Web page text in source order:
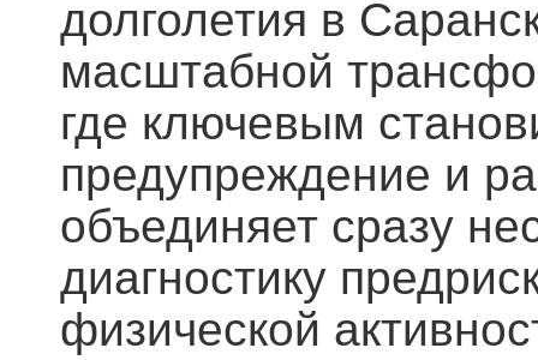
долголетия в
масштабной
где ключевым
предупреждение и
объединяет сразу
диагностику
физической